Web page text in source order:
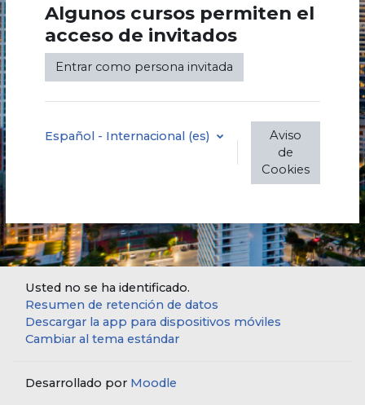
Algunos cursos permiten el
acceso de invitados
Entrar como persona invitada
Español - Internacional ‎(es)‎
Aviso
de
Cookies
Usted no se ha identificado.
Resumen de retención de datos
Descargar la app para dispositivos móviles
Cambiar al tema estándar
Desarrollado por Moodle